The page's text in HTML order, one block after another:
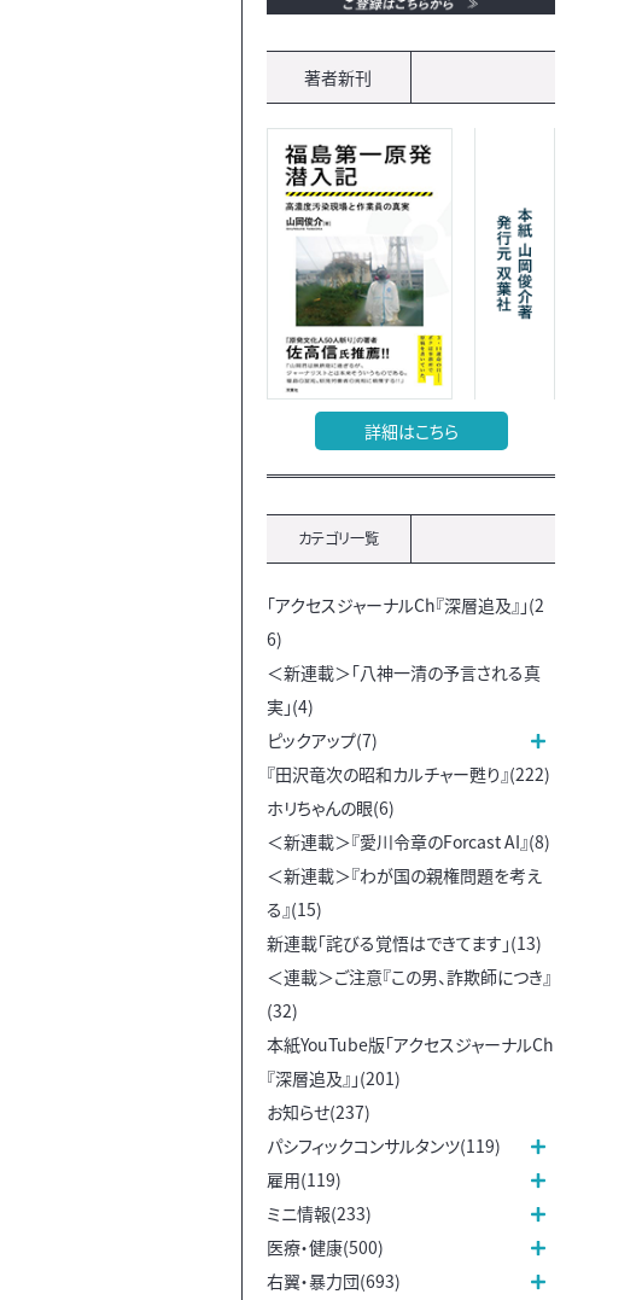
著者新刊
詳細はこちら
カテゴリ一覧
「アクセスジャーナルCh『深層追及』」(2
6)
＜新連載＞「八神一清の予言される真
実」(4)
ピックアップ(7)
『田沢竜次の昭和カルチャー甦り』(222)
ホリちゃんの眼(6)
＜新連載＞『愛川令章のForcast AI』(8)
＜新連載＞『わが国の親権問題を考え
る』(15)
新連載「詫びる覚悟はできてます」(13)
＜連載＞ご注意『この男、詐欺師につき』
(32)
本紙YouTube版「アクセスジャーナルCh
『深層追及』」(201)
お知らせ(237)
パシフィックコンサルタンツ(119)
雇用(119)
ミニ情報(233)
医療・健康(500)
右翼・暴力団(693)